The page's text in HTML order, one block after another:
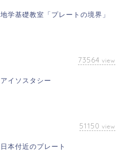
地学基礎教室「プレートの境界」
73564 view
アイソスタシー
51150 view
日本付近のプレート